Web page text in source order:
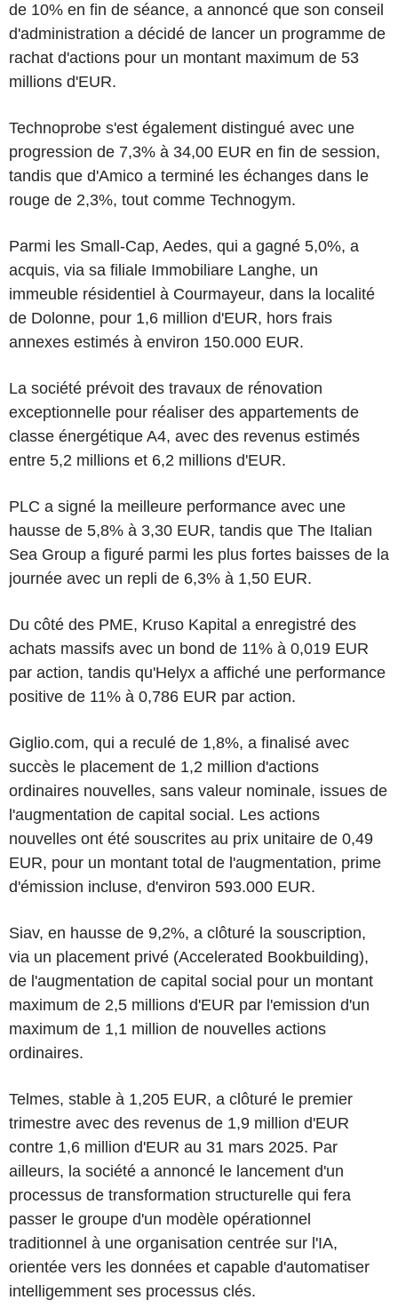
de 10% en fin de séance, a annoncé que son conseil
d'administration a décidé de lancer un programme de
rachat d'actions pour un montant maximum de 53
millions d'EUR.
Technoprobe s'est également distingué avec une
progression de 7,3% à 34,00 EUR en fin de session,
tandis que d'Amico a terminé les échanges dans le
rouge de 2,3%, tout comme Technogym.
Parmi les Small-Cap, Aedes, qui a gagné 5,0%, a
acquis, via sa filiale Immobiliare Langhe, un
immeuble résidentiel à Courmayeur, dans la localité
de Dolonne, pour 1,6 million d'EUR, hors frais
annexes estimés à environ 150.000 EUR.
La société prévoit des travaux de rénovation
exceptionnelle pour réaliser des appartements de
classe énergétique A4, avec des revenus estimés
entre 5,2 millions et 6,2 millions d'EUR.
PLC a signé la meilleure performance avec une
hausse de 5,8% à 3,30 EUR, tandis que The Italian
Sea Group a figuré parmi les plus fortes baisses de la
journée avec un repli de 6,3% à 1,50 EUR.
Du côté des PME, Kruso Kapital a enregistré des
achats massifs avec un bond de 11% à 0,019 EUR
par action, tandis qu'Helyx a affiché une performance
positive de 11% à 0,786 EUR par action.
Giglio.com, qui a reculé de 1,8%, a finalisé avec
succès le placement de 1,2 million d'actions
ordinaires nouvelles, sans valeur nominale, issues de
l'augmentation de capital social. Les actions
nouvelles ont été souscrites au prix unitaire de 0,49
EUR, pour un montant total de l'augmentation, prime
d'émission incluse, d'environ 593.000 EUR.
Siav, en hausse de 9,2%, a clôturé la souscription,
via un placement privé (Accelerated Bookbuilding),
de l'augmentation de capital social pour un montant
maximum de 2,5 millions d'EUR par l'emission d'un
maximum de 1,1 million de nouvelles actions
ordinaires.
Telmes, stable à 1,205 EUR, a clôturé le premier
trimestre avec des revenus de 1,9 million d'EUR
contre 1,6 million d'EUR au 31 mars 2025. Par
ailleurs, la société a annoncé le lancement d'un
processus de transformation structurelle qui fera
passer le groupe d'un modèle opérationnel
traditionnel à une organisation centrée sur l'IA,
orientée vers les données et capable d'automatiser
intelligemment ses processus clés.